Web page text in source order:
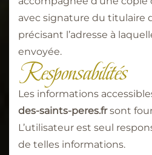
avec signature du titulaire
précisant l’adresse à
envoyée.
Responsabilités
Les informations
des-saints-peres.frsont
L’utilisateur est seul
de telles informations.